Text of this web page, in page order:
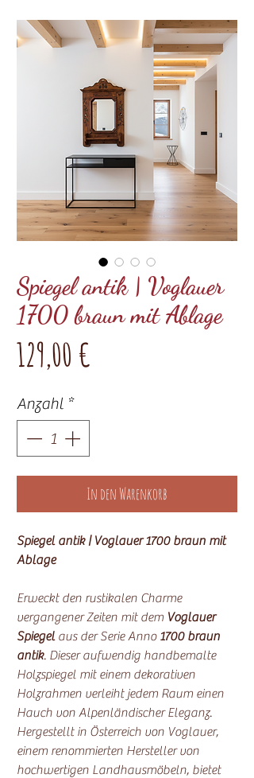
Spiegel antik | Voglauer
1700 braun mit Ablage
129,00 €
Anzahl *
In den Warenkorb
Spiegel antik | Voglauer 1700 braun mit
Ablage
Erweckt den rustikalen Charme
vergangener Zeiten mit dem Voglauer
Spiegelaus der Serie Anno 1700 braun
antik. Dieser aufwendig handbemalte
Holzspiegel mit einem dekorativen
Holzrahmen verleiht jedem Raum einen
Hauch von Alpenländischer Eleganz.
Hergestellt in Österreich von Voglauer,
einem renommierten Hersteller von
hochwertigen Landhausmöbeln, bietet